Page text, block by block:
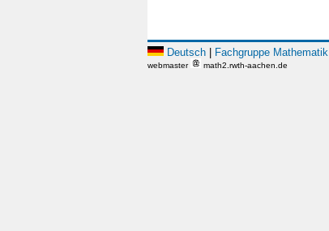
Deutsch Fachgruppe Mathematik
webmaster math2.rwth-aachen.de